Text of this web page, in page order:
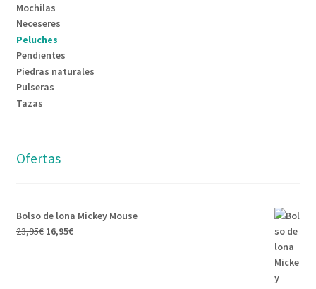
Mochilas
Neceseres
Peluches
Pendientes
Piedras naturales
Pulseras
Tazas
Ofertas
Bolso de lona Mickey Mouse
23,95€ 16,95€